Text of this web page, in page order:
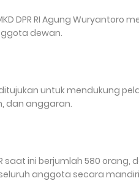
DPR RI Agung
dewan.
untuk mendukung
dan anggaran.
saat ini berjumlah 580
anggota secara